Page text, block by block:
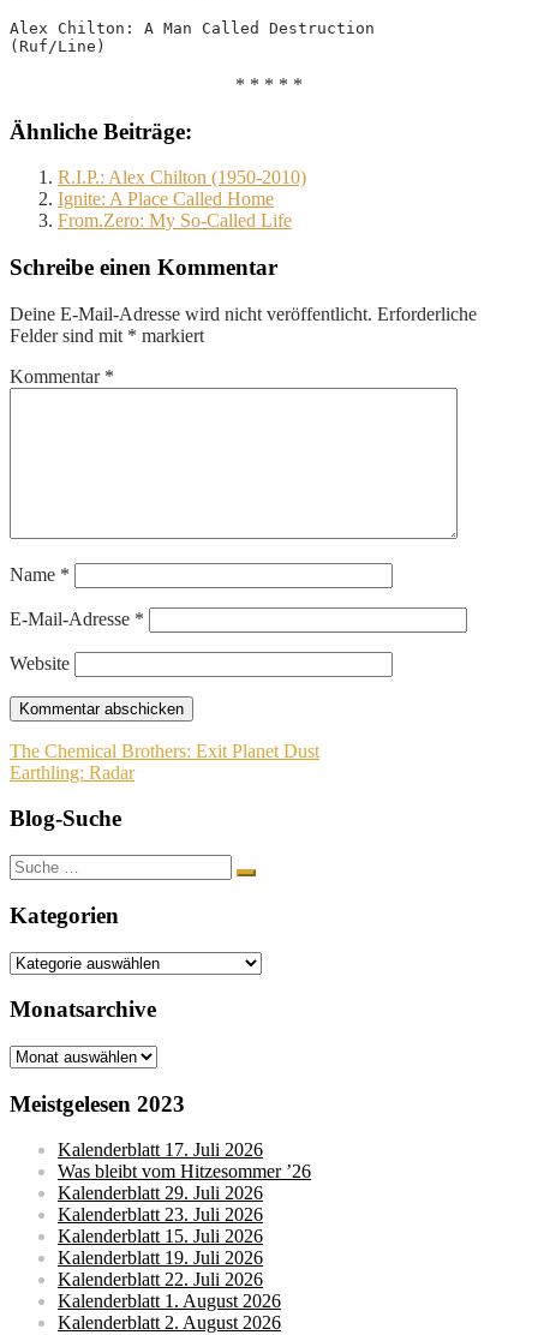
Alex Chilton: A Man Called Destruction
(Ruf/Line)
* * * * *
Ähnliche Beiträge:
R.I.P.: Alex Chilton (1950-2010)
Ignite: A Place Called Home
From.Zero: My So-Called Life
Schreibe einen Kommentar
Deine E-Mail-Adresse wird nicht veröffentlicht. Erforderliche
Felder sind mit * markiert
Kommentar *
Name *
E-Mail-Adresse *
Website
Beitragsnavigation
The Chemical Brothers: Exit Planet Dust
Earthling: Radar
Blog-Suche
Suche
nach:
Kategorien
Kategorien
Monatsarchive
Monatsarchive
Meistgelesen 2023
Kalenderblatt 17. Juli 2026
Was bleibt vom Hitzesommer ’26
Kalenderblatt 29. Juli 2026
Kalenderblatt 23. Juli 2026
Kalenderblatt 15. Juli 2026
Kalenderblatt 19. Juli 2026
Kalenderblatt 22. Juli 2026
Kalenderblatt 1. August 2026
Kalenderblatt 2. August 2026